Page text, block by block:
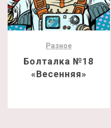
Разное
Болталка №18
«Весенняя»